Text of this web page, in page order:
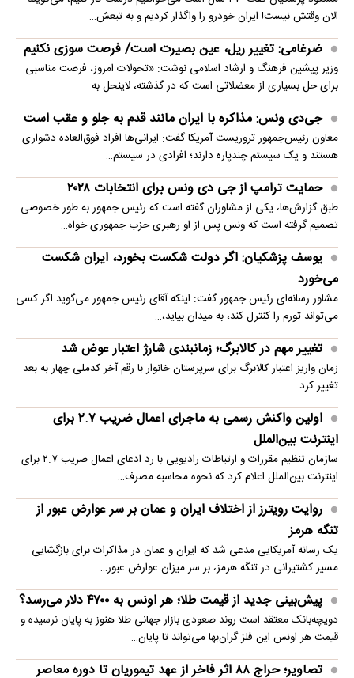
الان وقتش نیست! ایران خودرو را واگذار کردیم و به تبعش…
ضرغامی: تغییر ریل، عین بصیرت است/ فرصت سوزی نکنیم
وزیر پیشین فرهنگ و ارشاد اسلامی نوشت: «تحولات امروز، فرصت مناسبی
برای حل بسیاری از معضلاتی‌ است که در گذشته، لاینحل به…
جی‌دی ونس: مذاکره با ایران مانند قدم به جلو و عقب است
معاون رئیس‌جمهور تروریست آمریکا گفت: ایرانی‌ها افراد فوق‌العاده دشواری
هستند و یک سیستم چندپاره دارند؛ افرادی در سیستم…
حمایت ترامپ از جی دی ونس برای انتخابات ۲۰۲۸
طبق گزارش‌ها، یکی از مشاوران گفته است که رئیس جمهور به طور خصوصی
تصمیم گرفته است که ونس پس از او رهبری حزب جمهوری خواه…
یوسف پزشکیان: اگر دولت شکست بخورد، ایران شکست
می‌خورد
مشاور رسانه‌ای رئیس جمهور گفت: اینکه آقای رئیس جمهور می‌گوید اگر کسی
می‌تواند تورم را کنترل کند، به میدان بیاید،…
تغییر مهم در کالابرگ؛ زمانبندی‌ شارژ اعتبار عوض شد
زمان واریز اعتبار کالابرگ برای سرپرستان خانوار با رقم آخر کدملی چهار به بعد
تغییر کرد
اولین واکنش رسمی به ماجرای اعمال ضریب ۲.۷ برای
اینترنت بین‌الملل
سازمان تنظیم مقررات و ارتباطات رادیویی با رد ادعای اعمال ضریب ۲.۷ برای
اینترنت بین‌الملل اعلام کرد که نحوه محاسبه مصرف…
روایت رویترز از اختلاف ایران و عمان بر سر عوارض عبور از
تنگه هرمز
یک رسانه آمریکایی مدعی شد که ایران و عمان در مذاکرات برای بازگشایی
مسیر کشتیرانی در تنگه هرمز، بر سر میزان عوارض عبور…
پیش‌بینی جدید از قیمت طلا؛ هر اونس به ۴۷۰۰ دلار می‌رسد؟
دویچه‌بانک معتقد است روند صعودی بازار جهانی طلا هنوز به پایان نرسیده و
قیمت هر اونس این فلز گران‌بها می‌تواند تا پایان…
تصاویر؛ حراج ۸۸ اثر فاخر از عهد تیموریان تا دوره معاصر